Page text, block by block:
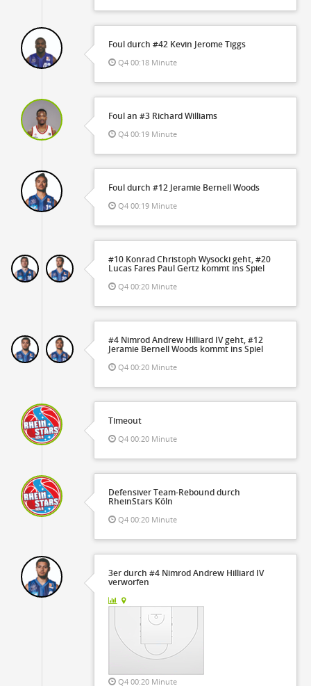
Foul durch #42 Kevin Jerome Tiggs
Q4 00:18 Minute
Foul an #3 Richard Williams
Q4 00:19 Minute
Foul durch #12 Jeramie Bernell Woods
Q4 00:19 Minute
#10 Konrad Christoph Wysocki geht, #20
Lucas Fares Paul Gertz kommt ins Spiel
Q4 00:20 Minute
#4 Nimrod Andrew Hilliard IV geht, #12
Jeramie Bernell Woods kommt ins Spiel
Q4 00:20 Minute
Timeout
Q4 00:20 Minute
Defensiver Team-Rebound durch
RheinStars Köln
Q4 00:20 Minute
3er durch #4 Nimrod Andrew Hilliard IV
verworfen
Q4 00:20 Minute